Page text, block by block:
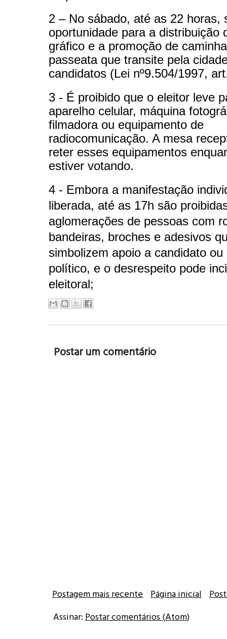
2 – No sábado, até as 22 horas,
oportunidade para a distribuição
gráfico e a promoção de
passeata que transite pela
candidatos (Lei nº9.504/1997,
3 - É proibido que o eleitor leve
aparelho celular, máquina
filmadora ou equipamento de
radiocomunicação. A mesa
reter esses equipamentos
estiver votando.
4 - Embora a manifestação
liberada, até as 17h são
aglomerações de pessoas com
bandeiras, broches e adesivos
simbolizem apoio a candidato ou
político, e o desrespeito pode
eleitoral;
Postar um comentário
Postagem mais recente Página inicial
Assinar: Postar comentários (Atom)